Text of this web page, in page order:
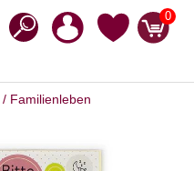
0
/ Familienleben